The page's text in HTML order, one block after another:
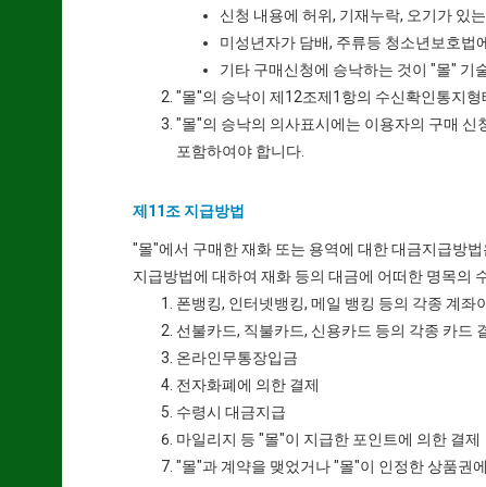
신청 내용에 허위, 기재누락, 오기가 있
미성년자가 담배, 주류등 청소년보호법
기타 구매신청에 승낙하는 것이 "몰" 기
"몰"의 승낙이 제12조제1항의 수신확인통지
"몰"의 승낙의 의사표시에는 이용자의 구매 신
포함하여야 합니다.
제11조 지급방법
"몰"에서 구매한 재화 또는 용역에 대한 대금지급방
지급방법에 대하여 재화 등의 대금에 어떠한 명목의
폰뱅킹, 인터넷뱅킹, 메일 뱅킹 등의 각종 계좌
선불카드, 직불카드, 신용카드 등의 각종 카드
온라인무통장입금
전자화폐에 의한 결제
수령시 대금지급
마일리지 등 "몰"이 지급한 포인트에 의한 결제
"몰"과 계약을 맺었거나 "몰"이 인정한 상품권